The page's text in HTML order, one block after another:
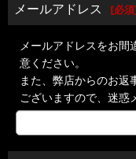
メールアドレス [必須
メールアドレスをお間
意ください。
また、弊店からのお返
ございますので、迷惑